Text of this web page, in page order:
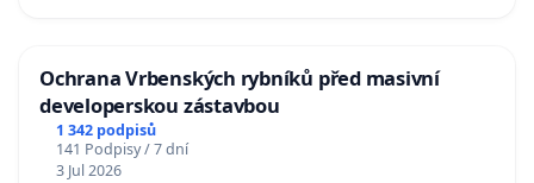
Ochrana Vrbenských rybníků před masivní
developerskou zástavbou
1 342 podpisů
141 Podpisy / 7 dní
3 Jul 2026